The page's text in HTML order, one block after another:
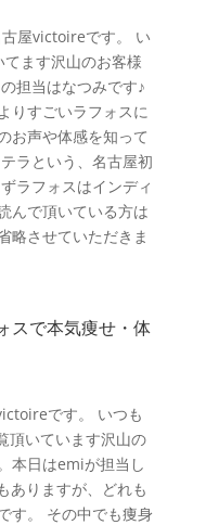
屋victoireです。 い
ます沢山のお客様
担当はなつみです♪
りすごいラフォスに
お声や体感を知って
ラという、名古屋初
ラフォスはインディ
んで頂いている方は
略させていただきま
スで本気痩せ・体
です。 いつも
頂いています沢山の
本日はemiが担当し
ありますが、どれも
す。 その中でも痩身